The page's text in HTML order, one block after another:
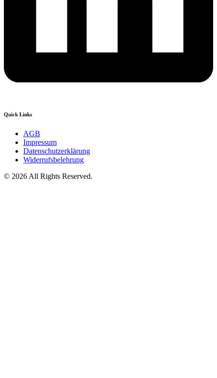
Quick Links
AGB
Impressum
Datenschutzerklärung
Widerrufsbelehrung
© 2026 All Rights Reserved.